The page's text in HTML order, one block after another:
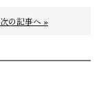
次の記事へ »